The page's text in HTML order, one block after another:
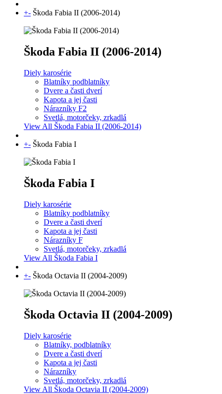
+- Škoda Fabia II (2006-2014)
Škoda Fabia II (2006-2014)
Diely karosérie
Blatníky podblatníky
Dvere a časti dverí
Kapota a jej časti
Nárazníky F2
Svetlá, motorčeky, zrkadlá
View All Škoda Fabia II (2006-2014)
+- Škoda Fabia I
Škoda Fabia I
Diely karosérie
Blatníky podblatníky
Dvere a časti dverí
Kapota a jej časti
Nárazníky F
Svetlá, motorčeky, zrkadlá
View All Škoda Fabia I
+- Škoda Octavia II (2004-2009)
Škoda Octavia II (2004-2009)
Diely karosérie
Blatníky, podblatníky
Dvere a časti dverí
Kapota a jej časti
Nárazníky
Svetlá, motorčeky, zrkadlá
View All Škoda Octavia II (2004-2009)